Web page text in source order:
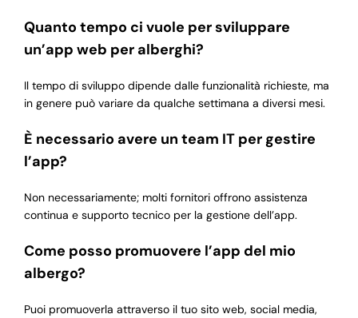
Quanto tempo ci vuole per sviluppare
un’app web per alberghi?
Il tempo di sviluppo dipende dalle funzionalità richieste, ma
in genere può variare da qualche settimana a diversi mesi.
È necessario avere un team IT per gestire
l’app?
Non necessariamente; molti fornitori offrono assistenza
continua e supporto tecnico per la gestione dell’app.
Come posso promuovere l’app del mio
albergo?
Puoi promuoverla attraverso il tuo sito web, social media,